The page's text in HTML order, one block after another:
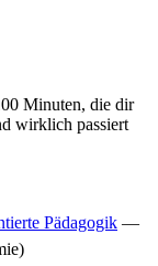
Minuten, die dir
wirklich passiert
Pädagogik —